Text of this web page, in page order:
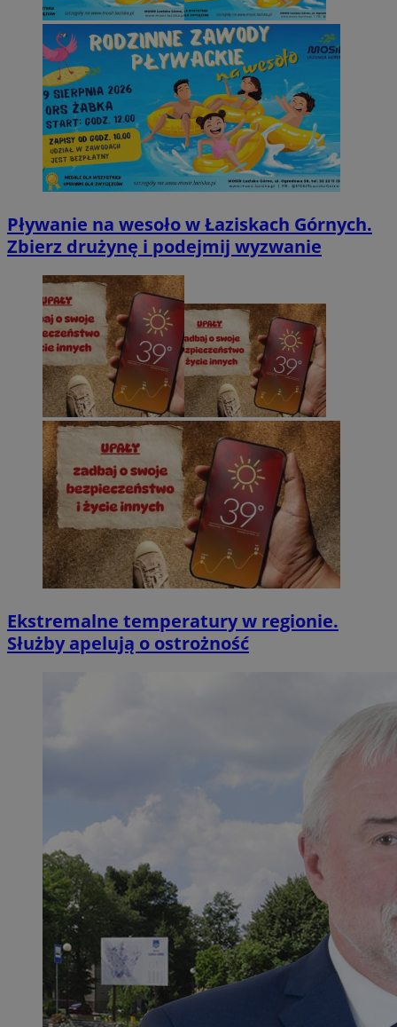
Pływanie na wesoło w Łaziskach Górnych.
Zbierz drużynę i podejmij wyzwanie
Ekstremalne temperatury w regionie.
Służby apelują o ostrożność